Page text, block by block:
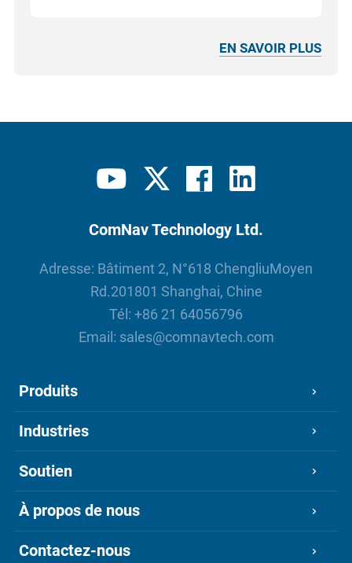
EN SAVOIR PLUS
ComNav Technology Ltd.
Adresse: Bâtiment 2, N°618 ChengliuMoyen
Rd.201801 Shanghai, Chine
Tél: +86 21 64056796
Email: sales@comnavtech.com
Produits
Industries
Soutien
À propos de nous
Contactez-nous